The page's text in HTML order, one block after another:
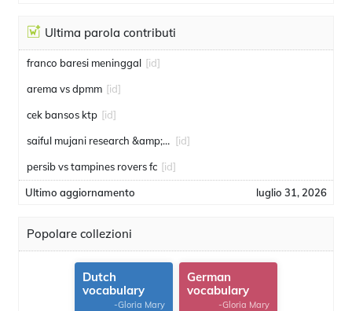
Ultima parola contributi
franco baresi meninggal [id]
arema vs dpmm [id]
cek bansos ktp [id]
saiful mujani research &amp; consulting [id]
persib vs tampines rovers fc [id]
Ultimo aggiornamento luglio 31, 2026
Popolare collezioni
Dutch
vocabulary
-Gloria Mary
German
vocabulary
-Gloria Mary